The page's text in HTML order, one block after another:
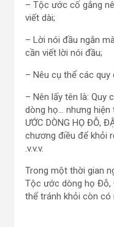
– Tộc ước cố gắng
viết dài;
– Lời nói đầu ngắn
cần viết lời nói đầu;
– Nêu cụ thể các
– Nên lấy tên là: Quy
dòng họ… nhưng hiện
ƯỚC DÒNG HỌ ĐỖ,
chương điều để khỏi
.v.v.v.
Trong một thời gian
Tộc ước dòng họ Đỗ,
thể tránh khỏi còn có